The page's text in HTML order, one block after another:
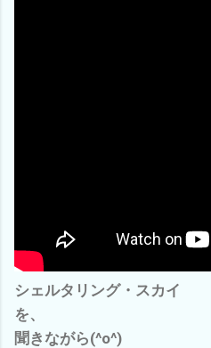
シェルタリング・スカイ
を、
聞きながら(^o^)